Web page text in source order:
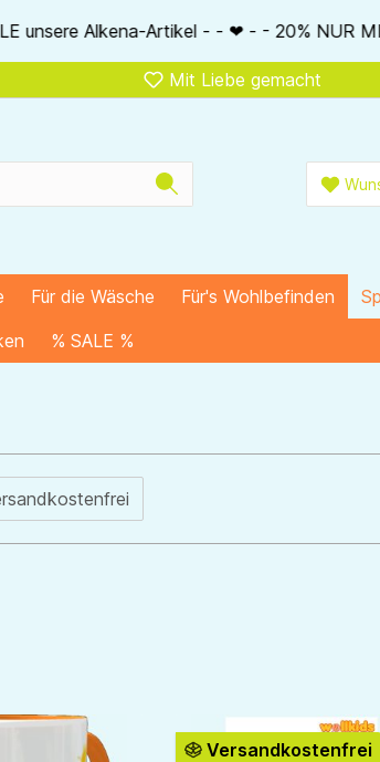
AlkenaSSV - - ❤ - - Nur
Mit Liebe gemacht
Für die Wäsche Für's Wohlbefinden
% SALE %
hinzufügen: Versandkostenfrei
Versandkostenfrei